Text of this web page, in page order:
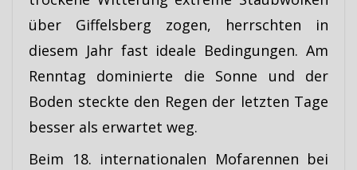
über Giffelsberg zogen, herrschten in
diesem Jahr fast ideale Bedingungen. Am
Renntag dominierte die Sonne und der
Boden steckte den Regen der letzten Tage
besser als erwartet weg.
Beim 18. internationalen Mofarennen bei